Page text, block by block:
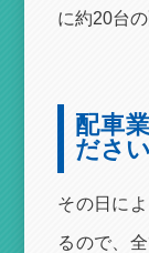
に約20台
配車
ださい
その日に
るので、